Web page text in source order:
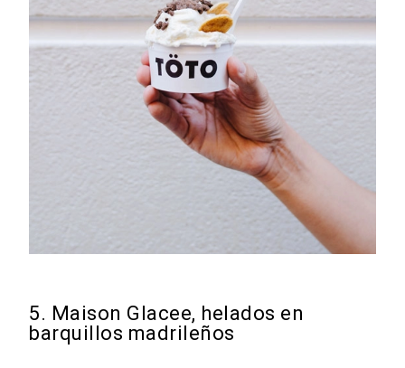
5. Maison Glacee, helados en
barquillos madrileños